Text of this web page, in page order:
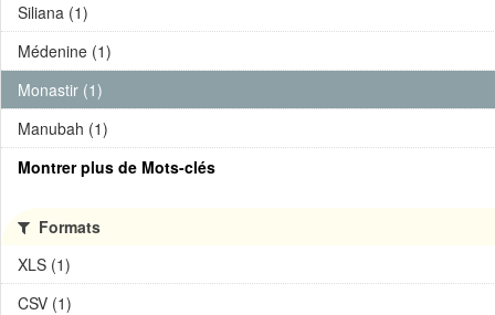
Siliana (1)
Médenine (1)
Monastir (1)
Manubah (1)
Montrer plus de Mots-clés
Formats
XLS (1)
CSV (1)